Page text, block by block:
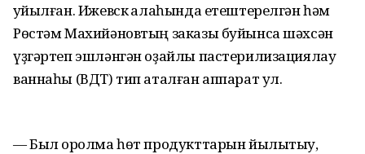
ҡуйылған. Ижевск ҡалаһында етештерелгән һәм
Рөстәм Махийәновтың заказы буйынса шәхсән
үҙгәртеп эшләнгән оҙайлы пастерилизациялау
ваннаһы (ВДТ) тип аталған аппарат ул.
— Был ҡоролма һөт продукттарын йылытыу,